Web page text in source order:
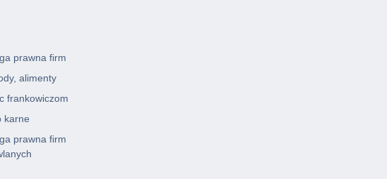
prawna firm
alimenty
frankowiczom
karne
prawna firm